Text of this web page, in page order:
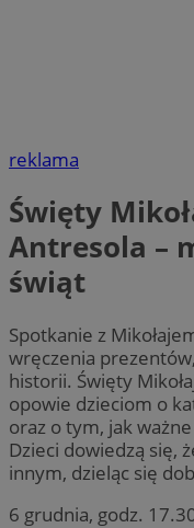
reklama
Święty
Antresola –
świąt
Spotkanie z
wręczenia
historii. Święty
opowie dzieciom o
oraz o tym, jak
Dzieci dowiedzą się,
innym, dzieląc się
6 grudnia, godz.